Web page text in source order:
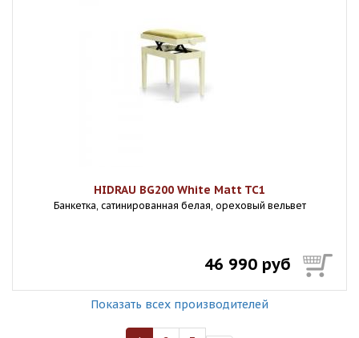
HIDRAU BG200 White Matt TC1
Банкетка, сатинированная белая, ореховый вельвет
46 990 руб
Показать всех производителей